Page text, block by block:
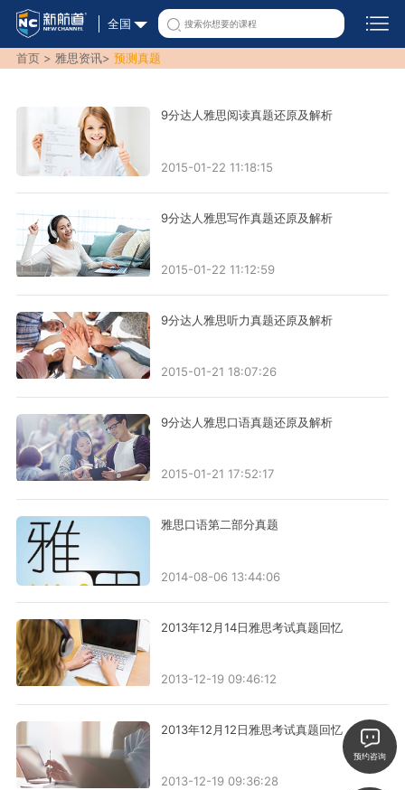
全国
首页 > 雅思资讯> 预测真题
9分达人雅思阅读真题还原及解析
2015-01-22 11:18:15
9分达人雅思写作真题还原及解析
2015-01-22 11:12:59
9分达人雅思听力真题还原及解析
2015-01-21 18:07:26
9分达人雅思口语真题还原及解析
2015-01-21 17:52:17
雅思口语第二部分真题
2014-08-06 13:44:06
2013年12月14日雅思考试真题回忆
2013-12-19 09:46:12
2013年12月12日雅思考试真题回忆
2013-12-19 09:36:28
预约咨询